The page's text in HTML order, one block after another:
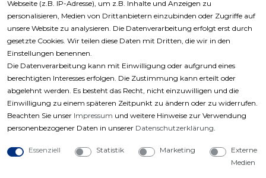
Zahlungsarten
Webseite (z.B. IP-Adresse), um z.B. Inhalte und Anzeigen zu
personalisieren, Medien von Drittanbietern einzubinden oder Zugriffe auf
unsere Website zu analysieren. Die Datenverarbeitung erfolgt erst durch
gesetzte Cookies. Wir teilen diese Daten mit Dritten, die wir in den
Einstellungen benennen.
Die Datenverarbeitung kann mit Einwilligung oder aufgrund eines
berechtigten Interesses erfolgen. Die Zustimmung kann erteilt oder
abgelehnt werden. Es besteht das Recht, nicht einzuwilligen und die
Einwilligung zu einem späteren Zeitpunkt zu ändern oder zu widerrufen.
Beachten Sie unser Impressum und weitere Hinweise zur Verwendung
personenbezogener Daten in unserer Daten­schutz­erklärung.
Essenziell Statistik Marketing
Externe
Medien